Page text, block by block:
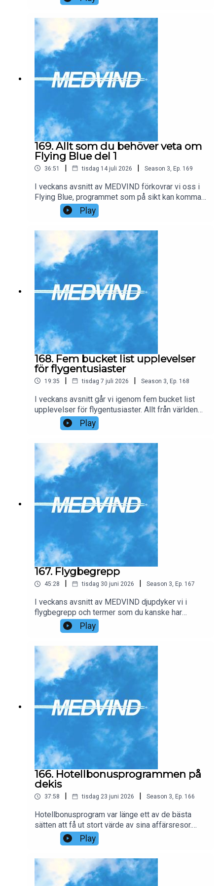
ni behöver veta om programmet, samt huruvida
inte.
169. Allt som du behöver veta om
Flying Blue del 1
36:51 | tisdag 14 juli 2026 | Season 3, Ep. 169
I veckans avsnitt av MEDVIND förkovrar vi oss i
Flying Blue, programmet som på sikt kan komma
att ersätta SAS EuroBonus. Vi går igenom allt som
ni behöver veta om programmet, samt huruvida
det medför förbättringar över EuroBonus eller
inte.
Play
168. Fem bucket list upplevelser
för flygentusiaster
19:35 | tisdag 7 juli 2026 | Season 3, Ep. 168
I veckans avsnitt går vi igenom fem bucket list
upplevelser för flygentusiaster. Allt från världens
längsta och kortaste flygningar till exotiska
flygplatser och mycket mer!
Play
167. Flygbegrepp
45:28 | tisdag 30 juni 2026 | Season 3, Ep. 167
I veckans avsnitt av MEDVIND djupdyker vi i
flygbegrepp och termer som du kanske har
kommit i kontakt med vid något tillfälle när du har
försökt boka en flygresa för pengar eller poäng.
Vi reder ut innebörden av married segments, city
pairs och mycket mer.
Play
166. Hotellbonusprogrammen på
dekis
37:58 | tisdag 23 juni 2026 | Season 3, Ep. 166
Hotellbonusprogram var länge ett av de bästa
sätten att få ut stort värde av sina affärsresor.
Genom att samla poäng hos Hilton, Marriott eller
Hyatt kunde resenärer bo på lyxhotell för en
bråkdel av det ordinarie priset. Men de senaste
åren har nästan allt förändrats.I detta avsnitt går vi
igenom hur hotellpoäng fungerar, varför fasta
Play